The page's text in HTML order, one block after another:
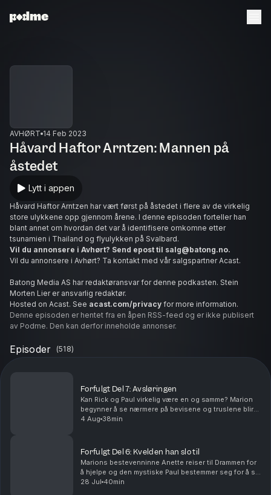
AVHØRT 14 Feb 2023
Håvard Haftor Arntzen: Mannen på
åstedet
Lytt i appen
Håvard Haftor Arntzen har vært først på åstedet i flere av de virkelig
store ulykkene opp gjennom årene. I denne episoden forteller han
blant annet om hvordan det var å identifisere omkomne etter
tsunamien i Thailand og flyulykken på Svalbard.
Vil du annonsere i Avhørt? Send epost til salg@batong.no.
Vil du annonsere i Avhørt? Ta kontakt med vår salgspartner Acast.
Batong Media AS har redaktøransvar for denne podkasten. Stein
Morten Lier er ansvarlig redaktør.
Hosted on Acast. See acast.com/privacy for more information.
Denne episoden er hentet fra en åpen RSS-feed og er ikke publisert
av Podme. Den kan derfor inneholde annonser.
Episoder (518)
Forfulgt Del 7: Avsløringen
Kan Rick og Paul virkelig være en og samme? Marion
begynner å se nærmere på bevisene og truslene blir
alvor når sexvideoene og bildene blir spredt på
4 Aug 38min
Forfulgt Del 6: Kvelden han slo til
Marions bestevenninne Anette reiser til Drammen for
å hjelpe og den mystiske Paul bestemmer seg for å slå
til. Vil du annonsere i Avhørt? Ta kontakt med vår
28 Jul 40min